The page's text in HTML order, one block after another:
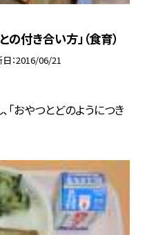
付き合い方」（食育）
日 2016/06/21
おやつとどのようにつき